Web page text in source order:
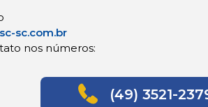
sc.com.br
nos números:
(49) 3521-